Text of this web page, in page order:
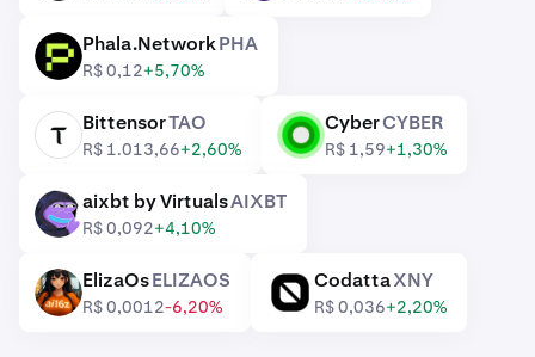
PHA Phala.NetworkPHA
R$ 0,12+5,70%
TAO BittensorTAO
R$ 1.013,66+2,60%
CYBER CyberCYBER
R$ 1,59+1,30%
AIXBT aixbt by VirtualsAIXBT
R$ 0,092+4,10%
ELIZAOS ElizaOsELIZAOS
R$ 0,0012-6,20%
XNY CodattaXNY
R$ 0,036+2,20%